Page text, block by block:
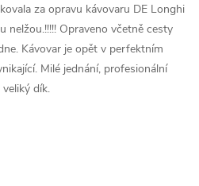
za opravu kávovaru DE Longhi
nelžou.!!!!! Opraveno včetně cesty
Kávovar je opět v perfektním
Milé jednání, profesionální
dík.